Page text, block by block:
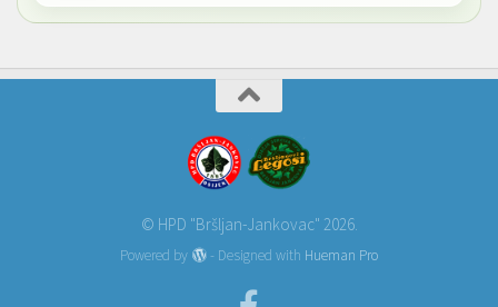
© HPD "Bršljan-Jankovac" 2026.
Powered by - Designed with Hueman Pro